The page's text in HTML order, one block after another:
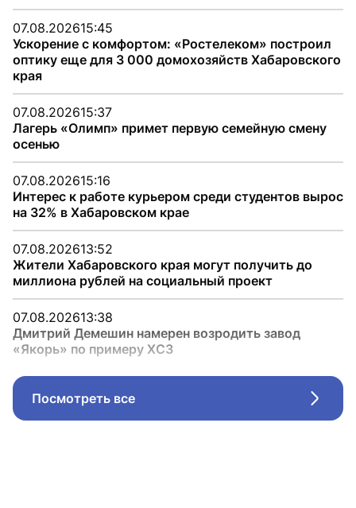
07.08.202615:45
Ускорение с комфортом: «Ростелеком» построил
оптику еще для 3 000 домохозяйств Хабаровского
края
07.08.202615:37
Лагерь «Олимп» примет первую семейную смену
осенью
07.08.202615:16
Интерес к работе курьером среди студентов вырос
на 32% в Хабаровском крае
07.08.202613:52
Жители Хабаровского края могут получить до
миллиона рублей на социальный проект
07.08.202613:38
Дмитрий Демешин намерен возродить завод
«Якорь» по примеру ХСЗ
Посмотреть все